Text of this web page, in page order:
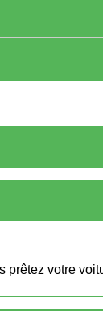
prêtez votre